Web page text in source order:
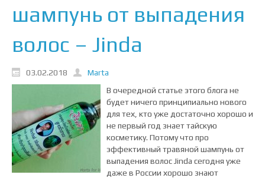
шампунь от выпадения
волос – Jinda
03.02.2018
Marta
В очередной статье этого блога не
будет ничего принципиально нового
для тех, кто уже достаточно хорошо и
не первый год знает тайскую
косметику. Потому что про
эффективный травяной шампунь от
выпадения волос Jinda сегодня уже
даже в России хорошо знают